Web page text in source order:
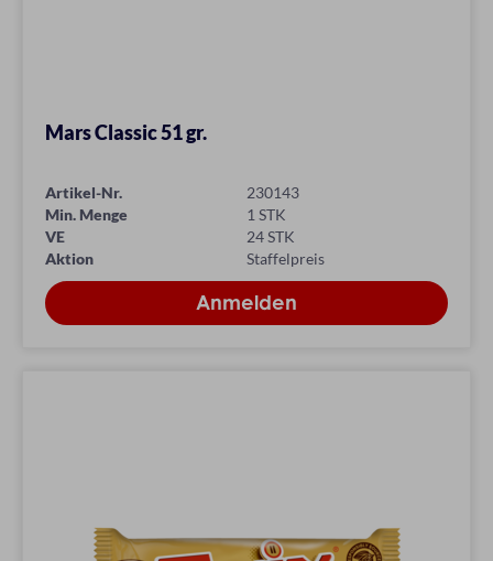
Mars Classic 51 gr.
Artikel-Nr.
230143
Min. Menge
1 STK
VE
24 STK
Aktion
Staffelpreis